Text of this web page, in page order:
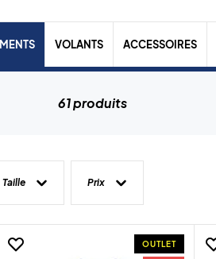
VOLANTS ACCESSOIRES
61 produits
Taille Prix
OUTLET